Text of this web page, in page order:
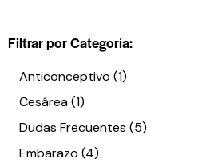
Filtrar por Categoría:
Anticonceptivo (1)
Cesárea(1)
Dudas Frecuentes (5)
Embarazo (4)